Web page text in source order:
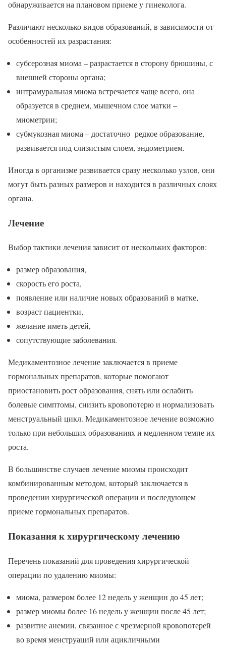
обнаруживается на плановом приеме у гинеколога.
Различают несколько видов образований, в зависимости от
особенностей их разрастания:
субсерозная миома – разрастается в сторону брюшины, с
внешней стороны органа;
интрамуральная миома встречается чаще всего, она
образуется в среднем, мышечном слое матки –
миометрии;
субмукозная миома – достаточно редкое образование,
развивается под слизистым слоем, эндометрием.
Иногда в организме развивается сразу несколько узлов, они
могут быть разных размеров и находится в различных слоях
органа.
Лечение
Выбор тактики лечения зависит от нескольких факторов:
размер образования,
скорость его роста,
появление или наличие новых образований в матке,
возраст пациентки,
желание иметь детей,
сопутствующие заболевания.
Медикаментозное лечение заключается в приеме
гормональных препаратов, которые помогают
приостановить рост образования, снять или ослабить
болевые симптомы, снизить кровопотерю и нормализовать
менструальный цикл. Медикаментозное лечение возможно
только при небольших образованиях и медленном темпе их
роста.
В большинстве случаев лечение миомы происходит
комбинированным методом, который заключается в
проведении хирургической операции и последующем
приеме гормональных препаратов.
Показания к хирургическому лечению
Перечень показаний для проведения хирургической
операции по удалению миомы:
миома, размером более 12 недель у женщин до 45 лет;
размер миомы более 16 недель у женщин после 45 лет;
развитие анемии, связанное с чрезмерной кровопотерей
во время менструаций или ацикличными